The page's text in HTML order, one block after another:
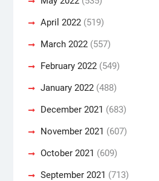
April 2022(519)
March 2022(557)
February 2022(549)
January 2022(488)
December 2021 (683)
November 2021 (607)
October 2021 (609)
September 2021 (713)